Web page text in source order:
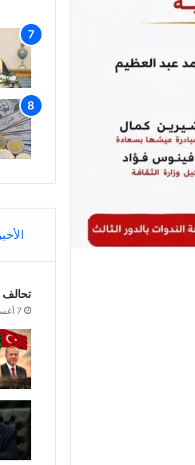
تحالف
7 أغسطس، 2026